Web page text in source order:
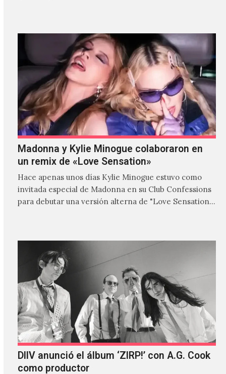
Madonna y Kylie Minogue colaboraron en
un remix de «Love Sensation»
Hace apenas unos días Kylie Minogue estuvo como
invitada especial de Madonna en su Club Confessions
para debutar una versión alterna de "Love Sensation",
DIIV anunció el álbum ‘ZIRP!’ con A.G. Cook
como productor